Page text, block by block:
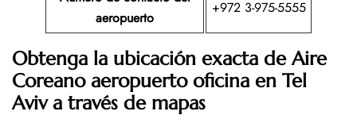
aeropuerto
+972 3-975-5555
Obtenga la ubicación exacta de Aire
Coreano aeropuerto oficina en Tel
Aviv a través de mapas